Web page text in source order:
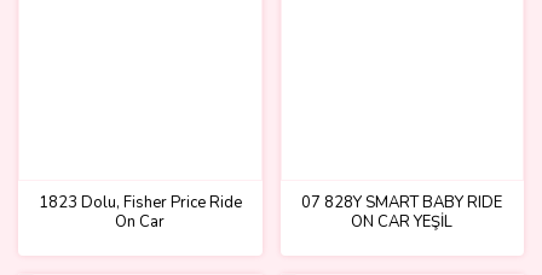
1823 Dolu, Fisher Price Ride
On Car
07 828Y SMART BABY RIDE
ON CAR YEŞİL